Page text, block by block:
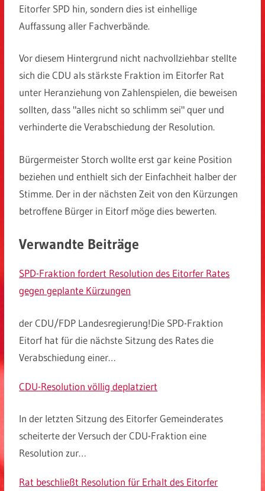
Eitorfer SPD hin, sondern dies ist einhellige
Auffassung aller Fachverbände.
Vor diesem Hintergrund nicht nachvollziehbar stellte
sich die CDU als stärkste Fraktion im Eitorfer Rat
unter Heranziehung von Zahlenspielen, die beweisen
sollten, dass "alles nicht so schlimm sei" quer und
verhinderte die Verabschiedung der Resolution.
Bürgermeister Storch wollte erst gar keine Position
beziehen und enthielt sich der Einfachheit halber der
Stimme. Der in der nächsten Zeit von den Kürzungen
betroffene Bürger in Eitorf möge dies bewerten.
Verwandte Beiträge
SPD-Fraktion fordert Resolution des Eitorfer Rates
gegen geplante Kürzungen
der CDU/FDP Landesregierung!Die SPD-Fraktion
Eitorf hat für die nächste Sitzung des Rates die
Verabschiedung einer…
CDU-Resolution völlig deplatziert
In der letzten Sitzung des Eitorfer Gemeinderates
scheiterte der Versuch der CDU-Fraktion eine
Resolution zur…
Rat beschließt Resolution für Erhalt des Eitorfer